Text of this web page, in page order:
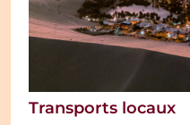
Transports locaux